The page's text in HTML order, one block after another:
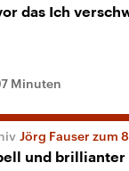
das Ich
Minuten
Jörg Fauser zum
und